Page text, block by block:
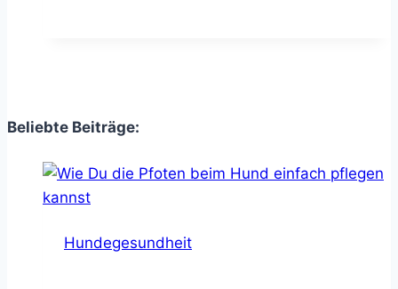
Beliebte Beiträge:
Hundegesundheit